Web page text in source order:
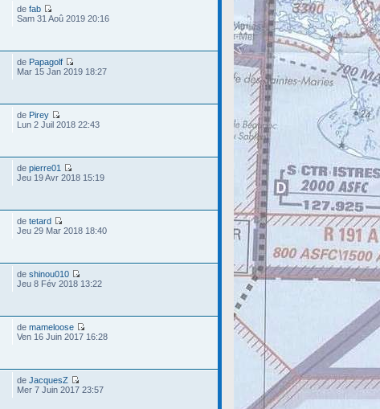
de fab
Sam 31 Aoû 2019 20:16
de Papagolf
Mar 15 Jan 2019 18:27
de Pirey
Lun 2 Juil 2018 22:43
de pierre01
Jeu 19 Avr 2018 15:19
de tetard
Jeu 29 Mar 2018 18:40
de shinou010
Jeu 8 Fév 2018 13:22
de mameloose
Ven 16 Juin 2017 16:28
de JacquesZ
Mer 7 Juin 2017 23:57